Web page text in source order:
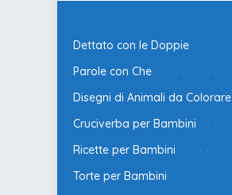
Dettato con le Doppie
Parole con Che
Disegni di Animali da Colorare
Cruciverba per Bambini
Ricette per Bambini
Torte per Bambini